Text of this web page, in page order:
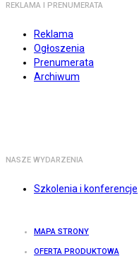
REKLAMA I PRENUMERATA
Reklama
Ogłoszenia
Prenumerata
Archiwum
NASZE WYDARZENIA
Szkolenia i konferencje
MAPA STRONY
OFERTA PRODUKTOWA